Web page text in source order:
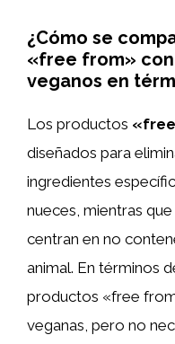
¿Cómo se
«free from»
veganos en
Los productos
diseñados para
ingredientes
nueces, mientras
centran en no
animal. En términos
productos «free
veganas, pero no